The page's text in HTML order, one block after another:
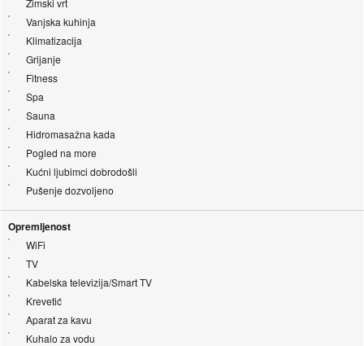
Vanjska kuhinja
Klimatizacija
Grijanje
Fitness
Spa
Sauna
Hidromasažna kada
Pogled na more
Kućni ljubimci dobrodošli
Pušenje dozvoljeno
Opremljenost
WiFi
TV
Kabelska televizija/Smart TV
Krevetić
Aparat za kavu
Kuhalo za vodu